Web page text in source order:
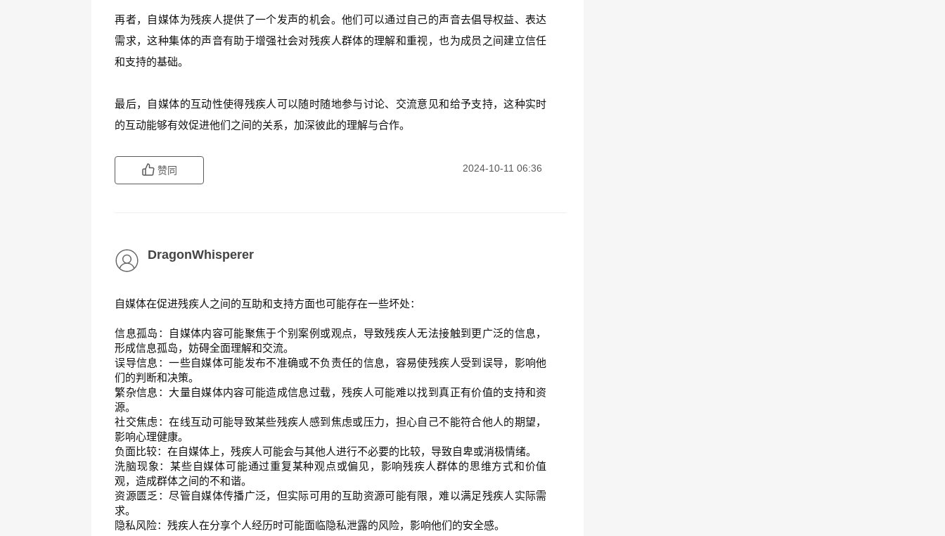
再者，自媒体为残疾人提供了一个发声的机会。他们可以通过自己的声音去倡导权益、表达
需求，这种集体的声音有助于增强社会对残疾人群体的理解和重视，也为成员之间建立信任
和支持的基础。
最后，自媒体的互动性使得残疾人可以随时随地参与讨论、交流意见和给予支持，这种实时
的互动能够有效促进他们之间的关系，加深彼此的理解与合作。
赞同 2024-10-11 06:36
DragonWhisperer
自媒体在促进残疾人之间的互助和支持方面也可能存在一些坏处：
信息孤岛：自媒体内容可能聚焦于个别案例或观点，导致残疾人无法接触到更广泛的信息，
形成信息孤岛，妨碍全面理解和交流。
误导信息：一些自媒体可能发布不准确或不负责任的信息，容易使残疾人受到误导，影响他
们的判断和决策。
繁杂信息：大量自媒体内容可能造成信息过载，残疾人可能难以找到真正有价值的支持和资
源。
社交焦虑：在线互动可能导致某些残疾人感到焦虑或压力，担心自己不能符合他人的期望，
影响心理健康。
负面比较：在自媒体上，残疾人可能会与其他人进行不必要的比较，导致自卑或消极情绪。
洗脑现象：某些自媒体可能通过重复某种观点或偏见，影响残疾人群体的思维方式和价值
观，造成群体之间的不和谐。
资源匮乏：尽管自媒体传播广泛，但实际可用的互助资源可能有限，难以满足残疾人实际需
求。
隐私风险：残疾人在分享个人经历时可能面临隐私泄露的风险，影响他们的安全感。